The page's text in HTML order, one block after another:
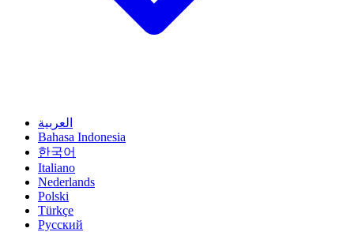
العربية
Bahasa Indonesia
한국어
Italiano
Nederlands
Polski
Türkçe
Русский